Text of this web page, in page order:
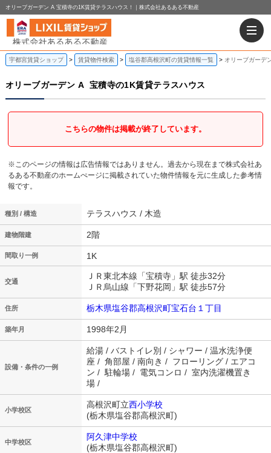
オリーブガーデン A 宝積寺の1K賃貸テラスハウス！｜株式会社あるある不動産
宇都宮賃貸ショップ 賃貸物件検索 塩谷郡高根沢町の賃貸情報一覧 オリーブガーデ
オリーブガーデン A 宝積寺の1K賃貸テラスハウス
こちらの物件は掲載が終了しています。
※このページの情報は広告情報ではありません。過去から現在まで株式会社あ
るある不動産のホームぺージに掲載されていた物件情報を元に生成した参考情
報です。
種別 / 構造 テラスハウス / 木造
建物階建 2階
間取り一例 1K
交通
ＪＲ東北本線「宝積寺」駅 徒歩32分
ＪＲ烏山線「下野花岡」駅 徒歩57分
住所 栃木県塩谷郡高根沢町宝石台１丁目
築年月 1998年2月
設備・条件の一例
給湯 / バストイレ別 / シャワー / 温水洗浄便
座 / 角部屋 / 南向き / フローリング / エアコ
ン / 駐輪場 / 電気コンロ / 室内洗濯機置き
場 /
小学校区
高根沢町立西小学校
(栃木県塩谷郡高根沢町)
中学校区
阿久津中学校
(栃木県塩谷郡高根沢町)